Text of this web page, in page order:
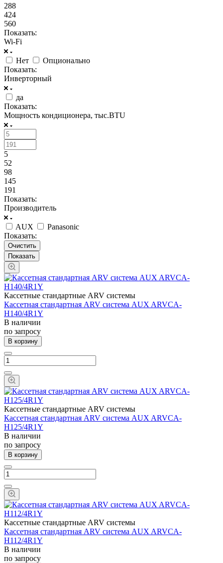
288
424
560
Показать:
Wi-Fi
Нет
Опционально
Показать:
Инверторный
да
Показать:
Мощность кондиционера, тыс.BTU
5
52
98
145
191
Показать:
Производитель
AUX
Panasonic
Показать:
Очистить
Кассетные стандартные ARV системы
Кассетная стандартная ARV система AUX ARVCA-
H140/4R1Y
В наличии
по запросу
В корзину
Кассетные стандартные ARV системы
Кассетная стандартная ARV система AUX ARVCA-
H125/4R1Y
В наличии
по запросу
В корзину
Кассетные стандартные ARV системы
Кассетная стандартная ARV система AUX ARVCA-
H112/4R1Y
В наличии
по запросу